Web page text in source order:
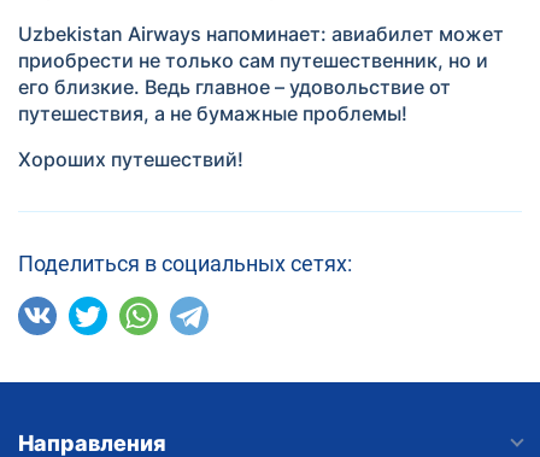
Uzbekistan Airways напоминает: авиабилет может
приобрести не только сам путешественник, но и
его близкие. Ведь главное – удовольствие от
путешествия, а не бумажные проблемы!
Хороших путешествий!
Поделиться в социальных сетях:
Направления